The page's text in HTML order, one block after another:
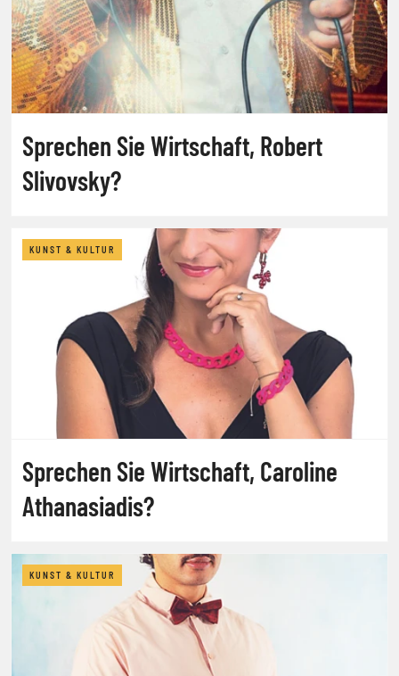
Sprechen Sie Wirtschaft, Robert
Slivovsky?
KUNST & KULTUR
Sprechen Sie Wirtschaft, Caroline
Athanasiadis?
KUNST & KULTUR